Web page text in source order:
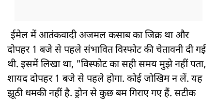
ईमेल में आतंकवादी अजमल कसाब का जिक्र था और
दोपहर 1 बजे से पहले संभावित विस्फोट की चेतावनी दी गई
थी. इसमें लिखा था, "विस्फोट का सही समय मुझे नहीं पता,
शायद दोपहर 1 बजे से पहले होगा. कोई जोखिम न लें. यह
झूठी धमकी नहीं है. ड्रोन से कुछ बम गिराए गए हैं. सटीक